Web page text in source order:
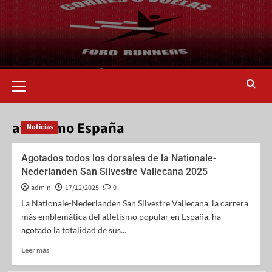
atletismo España
Noticias
Agotados todos los dorsales de la Nationale-
Nederlanden San Silvestre Vallecana 2025
admin 17/12/2025
0
La Nationale-Nederlanden San Silvestre Vallecana, la carrera
más emblemática del atletismo popular en España, ha
agotado la totalidad de sus...
Leer más